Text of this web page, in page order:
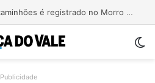
COMUI e Univates planejam ações voltadas à população idosa de Roca Sales
Publicidade